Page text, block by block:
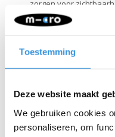
Toestemming
Deze website maakt
We gebruiken cookies
personaliseren, om
zorgen voor
lichtgewicht frame, de
veel waarde aan
in Zwitserland en
getest en voldoen aan
producten jarenlang
draait niet alleen om